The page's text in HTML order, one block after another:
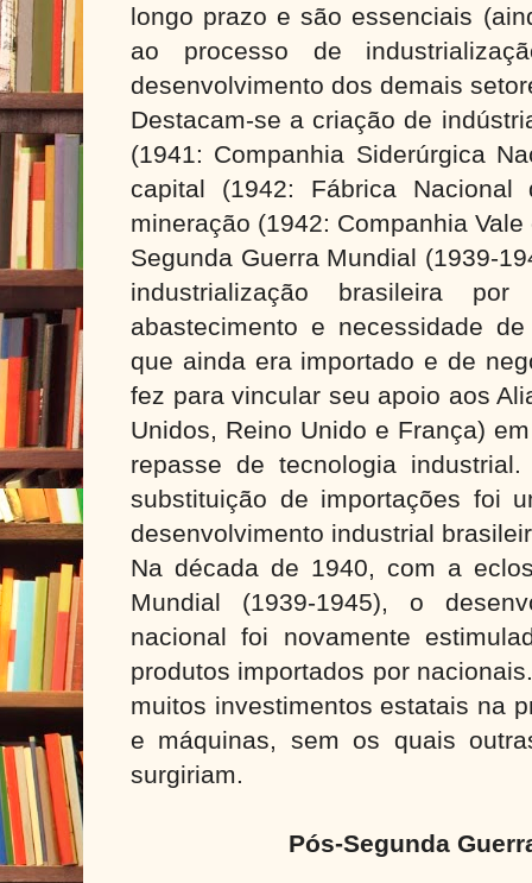
longo prazo e são essenciais
ao processo de
desenvolvimento dos demais
Destacam-se a criação de
(1941: Companhia Siderúrgica
capital (1942: Fábrica
mineração (1942: Companhia
Segunda Guerra Mundial (1939-
industrialização brasileira
abastecimento e necessidade
que ainda era importado e de
fez para vincular seu apoio aos
Unidos, Reino Unido e França)
repasse de tecnologia
substituição de importações foi
desenvolvimento industrial
Na década de 1940, com a
Mundial (1939-1945), o
nacional foi novamente
produtos importados por
muitos investimentos estatais na
e máquinas, sem os quais
surgiriam.
Pós-Segunda